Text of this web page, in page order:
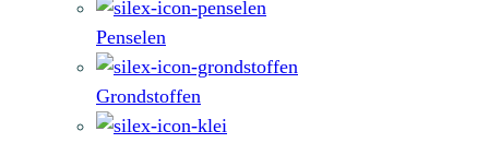
Penselen
Grondstoffen